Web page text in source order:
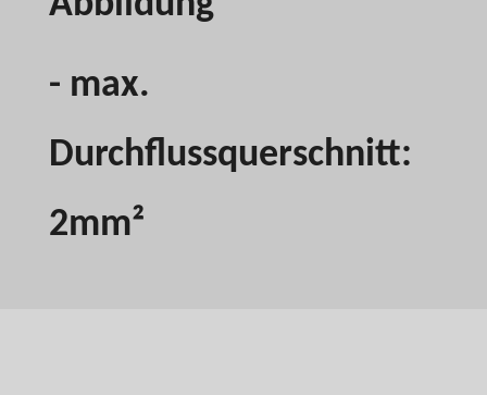
- max.
Durchflussquerschnitt:
2mm²